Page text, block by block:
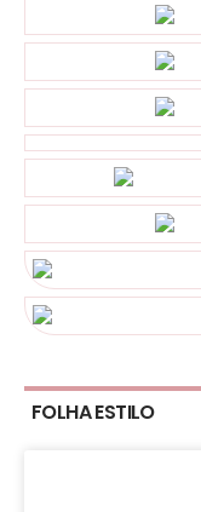
FOLHA ESTILO